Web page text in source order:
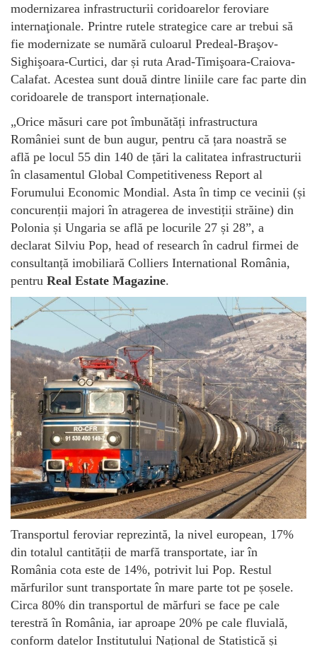
modernizarea infrastructurii coridoarelor feroviare
internaţionale. Printre rutele strategice care ar trebui să
fie modernizate se numără culoarul Predeal-Braşov-
Sighişoara-Curtici, dar și ruta Arad-Timişoara-Craiova-
Calafat. Acestea sunt două dintre liniile care fac parte din
coridoarele de transport internaționale.
„Orice măsuri care pot îmbunătăți infrastructura
României sunt de bun augur, pentru că țara noastră se
află pe locul 55 din 140 de țări la calitatea infrastructurii
în clasamentul Global Competitiveness Report al
Forumului Economic Mondial. Asta în timp ce vecinii (și
concurenții majori în atragerea de investiții străine) din
Polonia și Ungaria se află pe locurile 27 și 28”, a
declarat Silviu Pop, head of research în cadrul firmei de
consultanță imobiliară Colliers International România,
pentru Real Estate Magazine.
Transportul feroviar reprezintă, la nivel european, 17%
din totalul cantității de marfă transportate, iar în
România cota este de 14%, potrivit lui Pop. Restul
mărfurilor sunt transportate în mare parte tot pe șosele.
Circa 80% din transportul de mărfuri se face pe cale
terestră în România, iar aproape 20% pe cale fluvială,
conform datelor Institutului Național de Statistică și